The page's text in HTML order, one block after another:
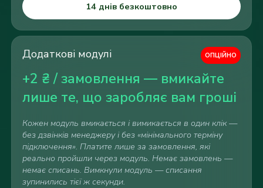
14 днів безкоштовно
Додаткові модулі ОПЦІЙНО
+2 ₴ / замовлення — вмикайте
лише те, що заробляє вам гроші
Кожен модуль вмикається і вимикається в один клік —
без дзвінків менеджеру і без «мінімального терміну
підключення». Платите лише за замовлення, які
реально пройшли через модуль. Немає замовлень —
немає списань. Вимкнули модуль — списання
зупинились тієї ж секунди.